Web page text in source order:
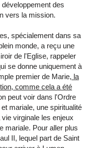
des
vers la mission.
spécialement dans sa
monde, a reçu une
de l'Eglise, rappeler
se donne uniquement à
premier de Marie, la
comme cela a été
peut voir dans l'Ordre
mariale, une spiritualité
virginale les enjeux
mariale. Pour aller plus
II, lequel part de Saint